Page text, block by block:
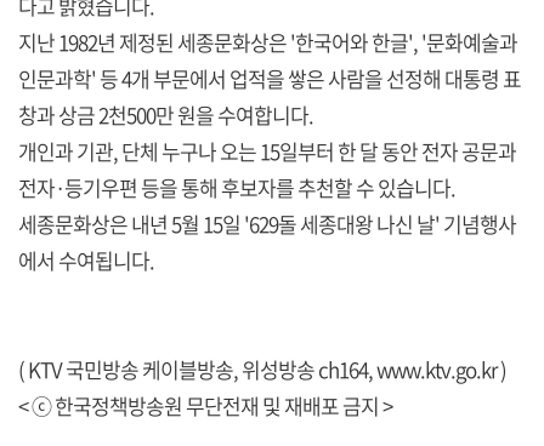
지난 1982년 제정된 세종문화상은 '한국어와 한글', '문화예술과
인문과학' 등 4개 부문에서 업적을 쌓은 사람을 선정해 대통령 표
창과 상금 2천500만 원을 수여합니다.
개인과 기관, 단체 누구나 오는 15일부터 한 달 동안 전자 공문과
전자·등기우편 등을 통해 후보자를 추천할 수 있습니다.
세종문화상은 내년 5월 15일 '629돌 세종대왕 나신 날' 기념행사
에서 수여됩니다.
( KTV 국민방송 케이블방송, 위성방송 ch164,www.ktv.go.kr)
< ⓒ 한국정책방송원 무단전재 및 재배포 금지 >